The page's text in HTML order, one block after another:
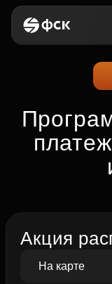
Акция
На карте